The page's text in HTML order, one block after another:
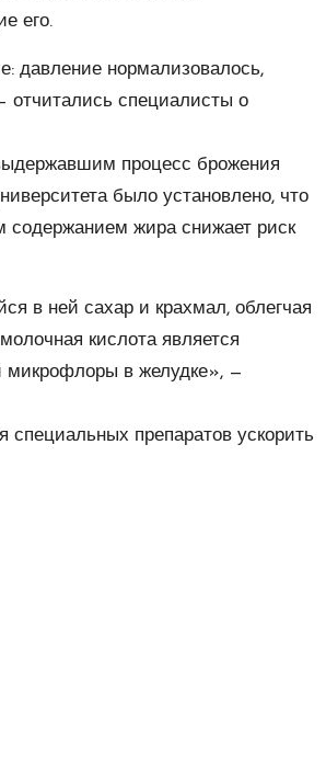
его.
давление нормализовалось,
отчитались специалисты о
процесс брожения
было установлено, что
содержанием жира снижает риск
в ней сахар и крахмал, облегчая
кислота является
микрофлоры в желудке», —
специальных препаратов ускорить